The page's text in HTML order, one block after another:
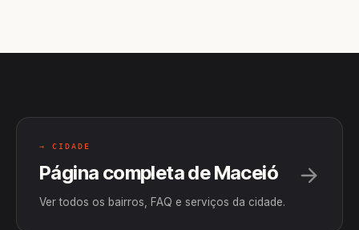
→ CIDADE
Página completa de Maceió
Ver todos os bairros, FAQ e serviços da cidade.